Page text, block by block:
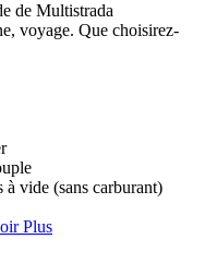
de Multistrada
voyage. Que choisirez-
à vide (sans carburant)
Plus